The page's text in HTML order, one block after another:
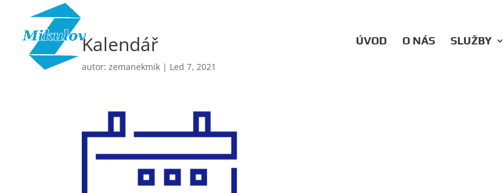
ÚVOD O NÁS SLUŽBY
Kalendář
autor:zemanekmik | Led 7, 2021